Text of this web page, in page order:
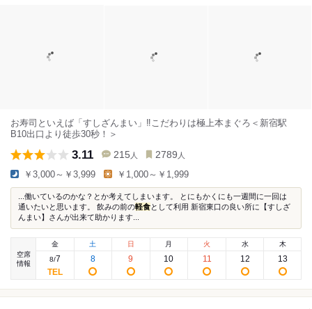
お寿司といえば「すしざんまい」‼こだわりは極上本まぐろ＜新宿駅
B10出口より徒歩30秒！＞
3.11 215 人 2789 人
￥3,000～￥3,999 ￥1,000～￥1,999
...働いているのかな？とか考えてしまいます。 とにもかくにも一週間に一回は
通いたいと思います。 飲みの前の軽食として利用 新宿東口の良い所に【すしざ
んまい】さんが出来て助かります...
空席
情報
金
8/7
土
8
日
9
月
10
火
11
水
12
木
13